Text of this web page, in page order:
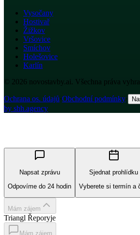
Vysočany
Hostivař
Žižkov
Vršovice
Smíchov
Holešovice
Karlín
© 2026 novostavby.ai. Všechna práva
Ochrana os. údajů·Obchodní podmínky·
by shh.agency
Napsat zprávu
Odpovíme do 24 hodin
Sjednat prohlídku
Vyberete si termín a
Mám zájem
Triangl Řeporyje
Mám zájem